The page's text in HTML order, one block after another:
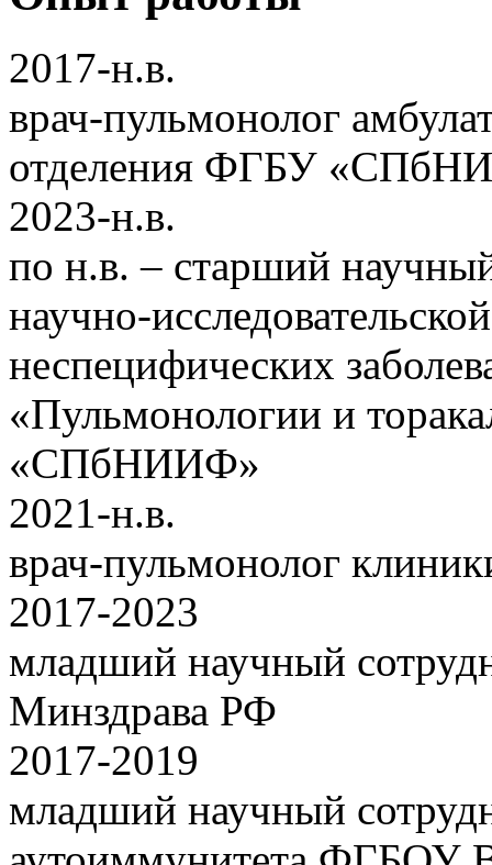
2017-н.в.
врач-пульмонолог
отделения ФГБУ
2023-н.в.
по н.в. – старший
научно-
неспецифических
«Пульмонологии и
«СПбНИИФ»
2021-н.в.
врач-пульмонолог
2017-2023
младший научный
Минздрава РФ
2017-2019
младший научный